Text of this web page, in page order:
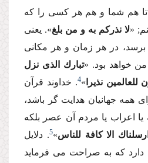
هم شما و هم هر كسى را كه
«لا نذركم به و من بلغ». یعنى
در هر زمان و هر مكانى
خواهد بود. «تبارك الذى نزل
نذیرا »
4. خداوند قرآن
همه جهانیان هدایت گر باشد،
اعراب یا مردم آن عصر بلكه
الا كافة للناس»
5. دلایل
دارد كه به صراحت مى فرماید